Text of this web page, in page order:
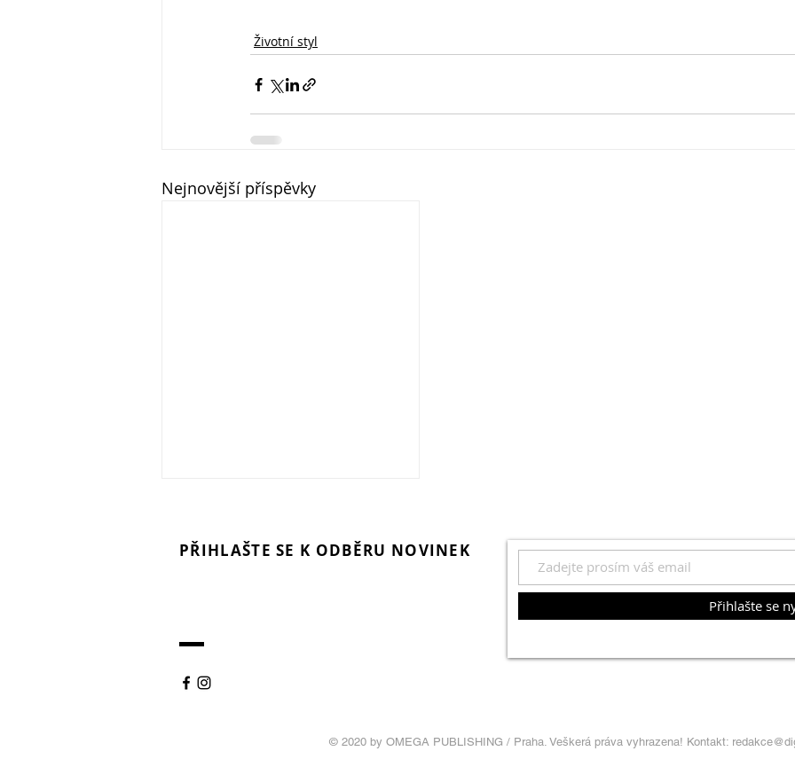
Životní styl
Nejnovější příspěvky
5 otázek a odpovědí: Proč
smartphone v zimě
nefunguje, jak jsme zvyklí?
PŘIHLAŠTE SE K ODBĚRU NOVINEK
Přihlašte se
© 2020 by OMEGA PUBLISHING / Praha. Veškerá práva vyhrazena! Kontakt: